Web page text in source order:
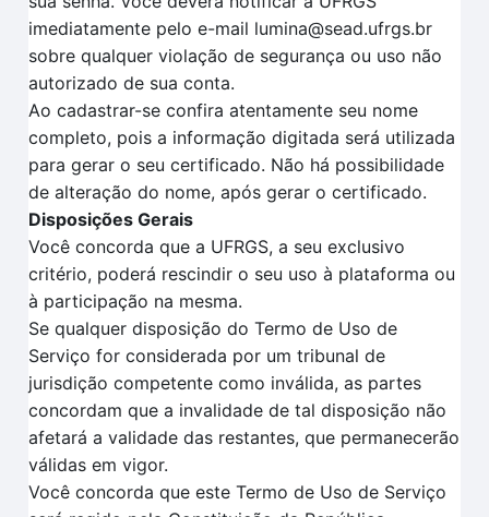
imediatamente pelo e-mail lumina@sead.ufrgs.br
sobre qualquer violação de segurança ou uso não
autorizado de sua conta.
Ao cadastrar-se confira atentamente seu nome
completo, pois a informação digitada será utilizada
para gerar o seu certificado. Não há possibilidade
de alteração do nome, após gerar o certificado.
Disposições Gerais
Você concorda que a UFRGS, a seu exclusivo
critério, poderá rescindir o seu uso à plataforma ou
à participação na mesma.
Se qualquer disposição do Termo de Uso de
Serviço for considerada por um tribunal de
jurisdição competente como inválida, as partes
concordam que a invalidade de tal disposição não
afetará a validade das restantes, que permanecerão
válidas em vigor.
Você concorda que este Termo de Uso de Serviço